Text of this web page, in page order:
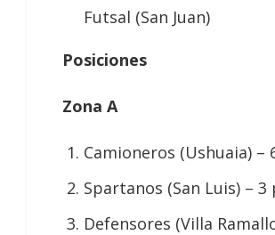
Futsal (San Juan)
Posiciones
Zona A
Camioneros (Ushuaia) –
Spartanos (San Luis) – 3
Defensores (Villa